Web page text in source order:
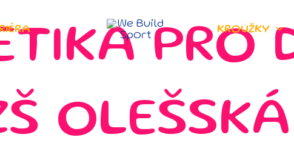
KROUŽKY
PRO
OLEŠSKÁ